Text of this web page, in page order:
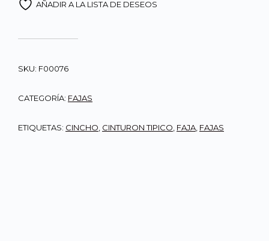
AÑADIR A LA LISTA DE DESEOS
SKU: F00076
CATEGORÍA: FAJAS
ETIQUETAS: CINCHO CINTURON TIPICO FAJA FAJAS